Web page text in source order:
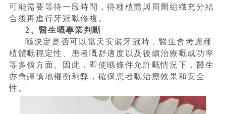
可能需要等待一段時間，待種植體與周圍組織充分結
合後再進行牙冠嘅修複。
2、醫生嘅專業判斷
喺決定是否可以當天安裝牙冠時，醫生會考慮種
植體嘅穩定性、患者嘅舒適度以及後續治療嘅成功率
等多個方面。因此，即使喺條件允許嘅情況下，醫生
亦會謹慎地權衡利弊，確保患者嘅治療效果和安全
性。